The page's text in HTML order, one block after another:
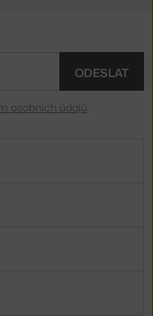
ODESLAT
osobních údajů